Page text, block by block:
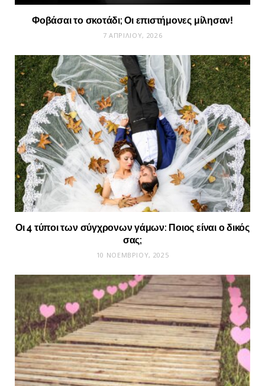
Φοβάσαι το σκοτάδι; Οι επιστήμονες μίλησαν!
7 ΑΠΡΙΛΊΟΥ, 2026
Οι 4 τύποι των σύγχρονων γάμων: Ποιος είναι ο δικός
σας;
10 ΝΟΕΜΒΡΊΟΥ, 2025